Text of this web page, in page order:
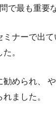
で最も重要
ミナーで出
。
勧められ、
ました。